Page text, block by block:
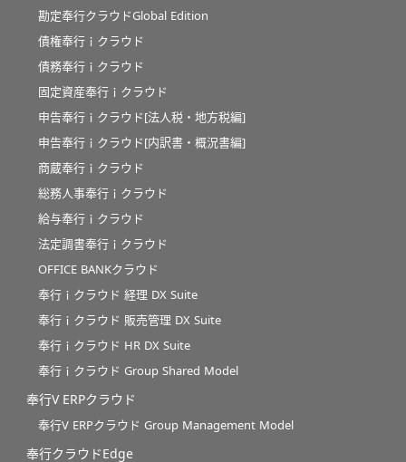
勘定奉行クラウドGlobal Edition
債権奉行ｉクラウド
債務奉行ｉクラウド
固定資産奉行ｉクラウド
申告奉行ｉクラウド[法人税・地方税編]
申告奉行ｉクラウド[内訳書・概況書編]
商蔵奉行ｉクラウド
総務人事奉行ｉクラウド
給与奉行ｉクラウド
法定調書奉行ｉクラウド
OFFICE BANKクラウド
奉行ｉクラウド 経理 DX Suite
奉行ｉクラウド 販売管理 DX Suite
奉行ｉクラウド HR DX Suite
奉行ｉクラウド Group Shared Model
奉行V ERPクラウド
奉行V ERPクラウド Group Management Model
奉行クラウドEdge